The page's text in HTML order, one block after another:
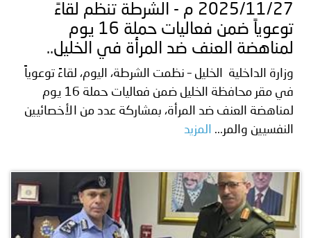
2025/11/27 م - الشرطة تنظم لقاءً
توعوياً ضمن فعاليات حملة 16 يوم
لمناهضة العنف ضد المرأة في الخليل..
وزارة الداخلية الخليل – نظمت الشرطة، اليوم، لقاءً توعوياً
في مقر محافظة الخليل ضمن فعاليات حملة 16 يوم
لمناهضة العنف ضد المرأة، بمشاركة عدد من الأخصائيين
النفسيين والمر...
المزيد